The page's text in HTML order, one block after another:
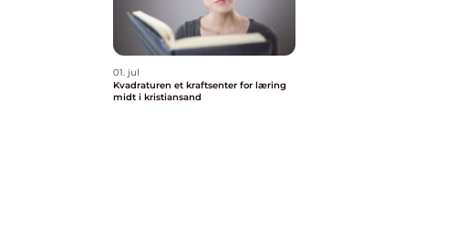
01. jul
Kvadraturen et kraftsenter for læring
midt i kristiansand